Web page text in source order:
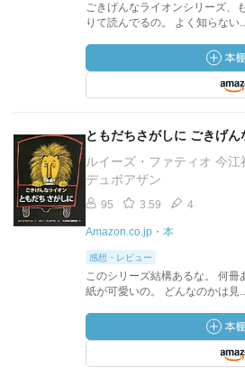
ごきげんなライオンシリーズ、
りて読んでるの。 よく知らない
ともだちさがしに ごきげん
ルイーズ・ファティオ 今江
デュボアザン
95 3.59 4
Amazon.co.jp・本
感想・レビュー
このシリーズ結構あるな。 何
紙が可愛いの。 どんなのかは見